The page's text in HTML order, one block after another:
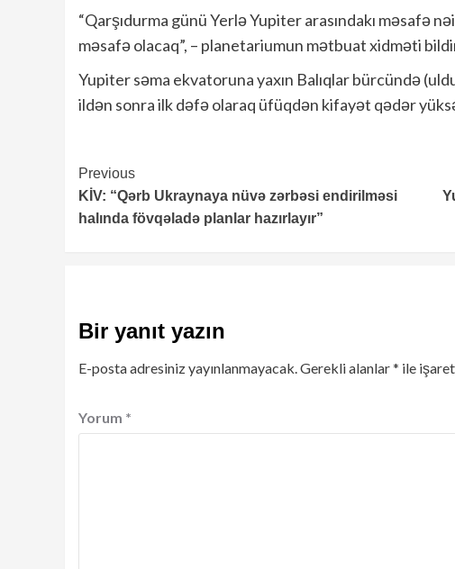
“Qarşıdurma günü Yerlə Yupiter arasındakı məsafə
məsafə olacaq”, – planetariumun mətbuat xidməti
Yupiter səma ekvatoruna yaxın Balıqlar bürcündə
ildən sonra ilk dəfə olaraq üfüqdən kifayət qədər
Continue
Reading
Previous
KİV: “Qərb Ukraynaya nüvə zərbəsi endirilməsi
halında fövqəladə planlar hazırlayır”
Bir yanıt yazın
E-posta adresiniz yayınlanmayacak. Gerekli alanlar* ile
Yorum *